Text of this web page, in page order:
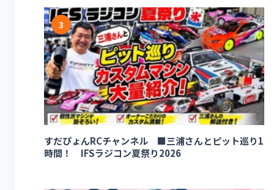
3
すだぴょんRCチャンネル ■三浦さんとピット巡り1
時間！ IFSラジコン夏祭り2026